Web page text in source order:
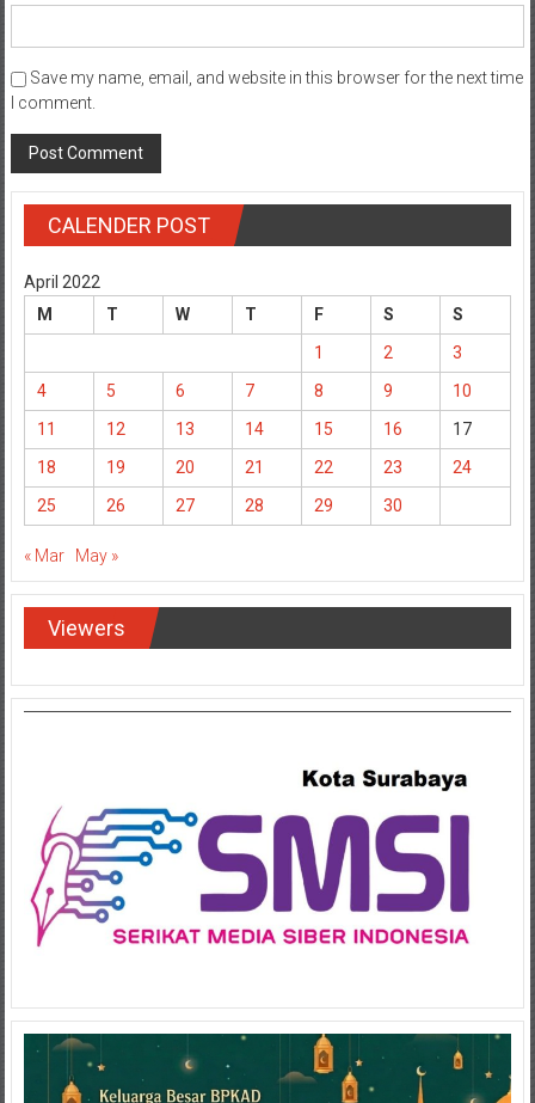
Save my name, email, and website in this browser for the next time
I comment.
CALENDER POST
April 2022
M
T W T F S
S
1
2
3
4
5 6 7 8 9
10
11
12 13 14 15 16
17
18
19 20 21 22 23
24
25
26 27 28 29 30
« Mar May »
Viewers